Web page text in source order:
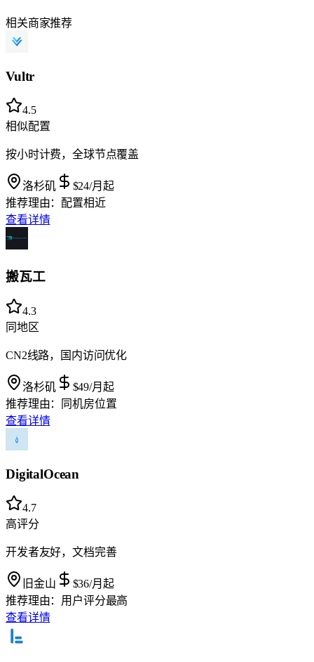
相关商家推荐
Vultr
4.5
相似配置
按小时计费，全球节点覆盖
洛杉矶 $24/月起
推荐理由： 配置相近
查看详情
搬瓦工
4.3
同地区
CN2线路，国内访问优化
洛杉矶 $49/月起
推荐理由：
同机房位置
查看详情
DigitalOcean
4.7
高评分
开发者友好，文档完善
旧金山 $36/月起
推荐理由： 用户评分最高
查看详情